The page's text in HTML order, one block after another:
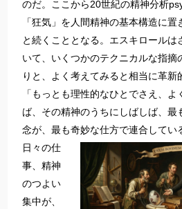
のだ。ここから20世紀の精神分析
「狂気」を人間精神の基本構造に
と続くこととなる。エスキロールは
いて、いくつかのテクニカルな指摘
りと、よく考えてみると相当に革新
「もっとも理性的なひとでさえ、
ば、その精神のうちにしばしば、最
念が、最も奇妙な仕方で連合してい
日々の仕
事、精神
のつよい
集中が、